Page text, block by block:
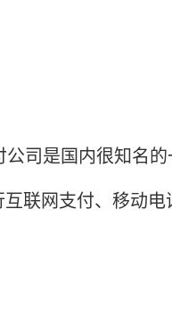
司是国内很知名
联网支付、移动